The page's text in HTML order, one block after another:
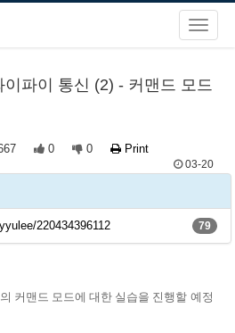
파이 통신 (2) - 커맨드 모드
0 0
Print
03-20
220434396112 79
커맨드 모드에 대한 실습을 진행할 예정